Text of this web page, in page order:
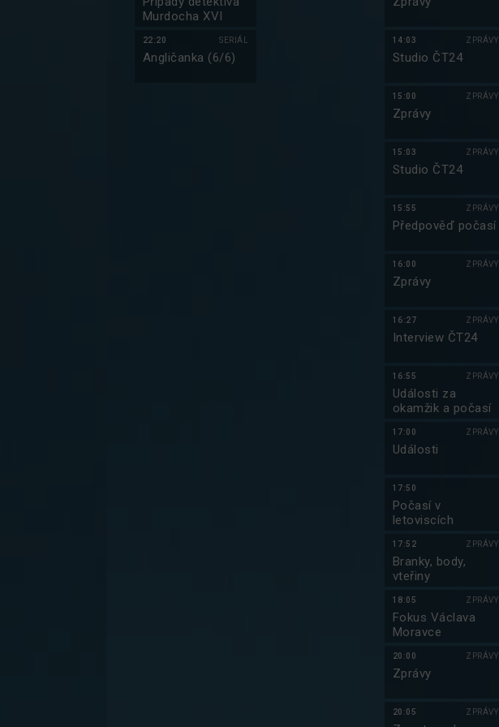
Murdocha XVI
22:20 SERIÁL
Angličanka (6/6)
14:03 ZPRÁVY
Studio ČT24
15:00 ZPRÁVY
Zprávy
15:03 ZPRÁVY
Studio ČT24
15:55 ZPRÁVY
Předpověď počasí
16:00 ZPRÁVY
Zprávy
16:27 ZPRÁVY
Interview ČT24
16:55 ZPRÁVY
Události za
okamžik a počasí
17:00 ZPRÁVY
Události
17:50
Počasí v
letoviscích
17:52 ZPRÁVY
Branky, body,
vteřiny
18:05 ZPRÁVY
Fokus Václava
Moravce
20:00 ZPRÁVY
Zprávy
20:05 ZPRÁVY